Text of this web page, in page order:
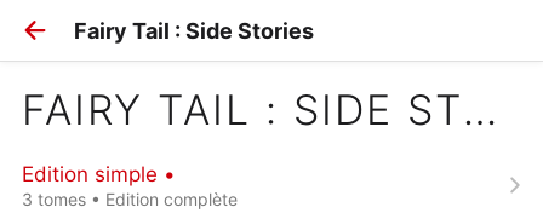
Fairy Tail : Side Stories
FAIRY TAIL : SIDE STORIES
Edition simple •
3 tomes • Edition complète